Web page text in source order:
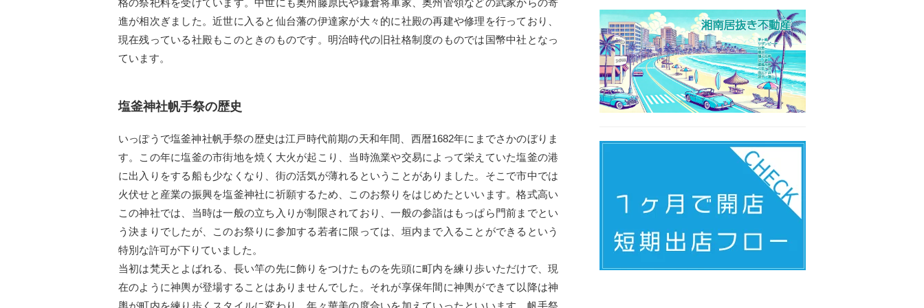
格の祭祀料を受けています。中世にも奥州藤原氏や鎌倉将軍家、奥州管領などの武家からの寄
進が相次ぎました。近世に入ると仙台藩の伊達家が大々的に社殿の再建や修理を行っており、
現在残っている社殿もこのときのものです。明治時代の旧社格制度のものでは国幣中社となっ
ています。
塩釜神社帆手祭の歴史
いっぽうで塩釜神社帆手祭の歴史は江戸時代前期の天和年間、西暦1682年にまでさかのぼりま
す。この年に塩釜の市街地を焼く大火が起こり、当時漁業や交易によって栄えていた塩釜の港
に出入りをする船も少なくなり、街の活気が薄れるということがありました。そこで市中では
火伏せと産業の振興を塩釜神社に祈願するため、このお祭りをはじめたといいます。格式高い
この神社では、当時は一般の立ち入りが制限されており、一般の参詣はもっぱら門前までとい
う決まりでしたが、このお祭りに参加する若者に限っては、垣内まで入ることができるという
特別な許可が下りていました。
当初は梵天とよばれる、長い竿の先に飾りをつけたものを先頭に町内を練り歩いただけで、現
在のように神輿が登場することはありませんでした。それが享保年間に神輿ができて以降は神
輿が町内を練り歩くスタイルに変わり、年々華美の度合いを加えていったといいます。帆手祭